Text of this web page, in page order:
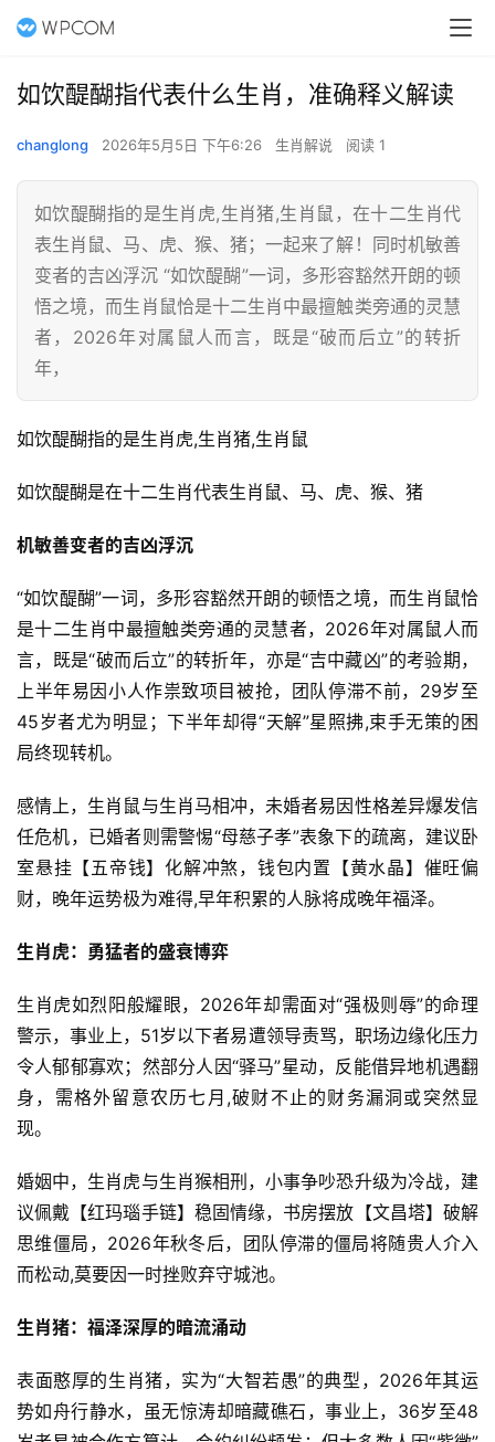
如饮醍醐指代表什么生肖，准确释义解读
changlong 2026年5月5日 下午6:26 生肖解说 阅读 1
如饮醍醐指的是生肖虎,生肖猪,生肖鼠，在十二生肖代
表生肖鼠、马、虎、猴、猪；一起来了解！同时机敏善
变者的吉凶浮沉 “如饮醍醐”一词，多形容豁然开朗的顿
悟之境，而生肖鼠恰是十二生肖中最擅触类旁通的灵慧
者，2026年对属鼠人而言，既是“破而后立”的转折
年，
如饮醍醐指的是生肖虎,生肖猪,生肖鼠
如饮醍醐是在十二生肖代表生肖鼠、马、虎、猴、猪
机敏善变者的吉凶浮沉
“如饮醍醐”一词，多形容豁然开朗的顿悟之境，而生肖鼠恰
是十二生肖中最擅触类旁通的灵慧者，2026年对属鼠人而
言，既是“破而后立”的转折年，亦是“吉中藏凶”的考验期，
上半年易因小人作祟致项目被抢，团队停滞不前，29岁至
45岁者尤为明显；下半年却得“天解”星照拂,束手无策的困
局终现转机。
感情上，生肖鼠与生肖马相冲，未婚者易因性格差异爆发信
任危机，已婚者则需警惕“母慈子孝”表象下的疏离，建议卧
室悬挂【五帝钱】化解冲煞，钱包内置【黄水晶】催旺偏
财，晚年运势极为难得,早年积累的人脉将成晚年福泽。
生肖虎：勇猛者的盛衰博弈
生肖虎如烈阳般耀眼，2026年却需面对“强极则辱”的命理
警示，事业上，51岁以下者易遭领导责骂，职场边缘化压力
令人郁郁寡欢；然部分人因“驿马”星动，反能借异地机遇翻
身，需格外留意农历七月,破财不止的财务漏洞或突然显
现。
婚姻中，生肖虎与生肖猴相刑，小事争吵恐升级为冷战，建
议佩戴【红玛瑙手链】稳固情缘，书房摆放【文昌塔】破解
思维僵局，2026年秋冬后，团队停滞的僵局将随贵人介入
而松动,莫要因一时挫败弃守城池。
生肖猪：福泽深厚的暗流涌动
表面憨厚的生肖猪，实为“大智若愚”的典型，2026年其运
势如舟行静水，虽无惊涛却暗藏礁石，事业上，36岁至48